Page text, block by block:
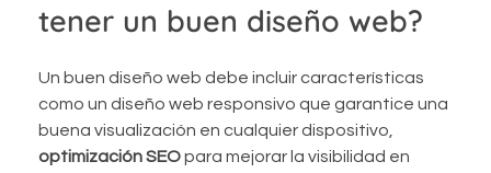
tener un buen diseño web?
Un buen diseño web debe incluir características
como un diseño web responsivo que garantice una
buena visualización en cualquier dispositivo,
optimización SEOpara mejorar la visibilidad en